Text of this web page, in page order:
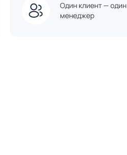
Один клиент — один
менеджер